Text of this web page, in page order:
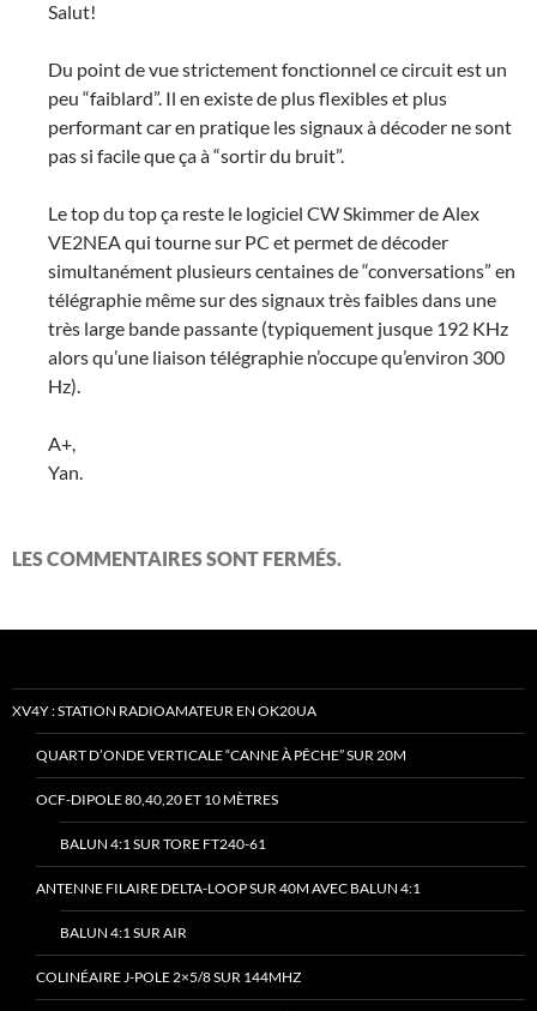
Salut!
Du point de vue strictement fonctionnel ce circuit est un
peu “faiblard”. Il en existe de plus flexibles et plus
performant car en pratique les signaux à décoder ne sont
pas si facile que ça à “sortir du bruit”.
Le top du top ça reste le logiciel CW Skimmer de Alex
VE2NEA qui tourne sur PC et permet de décoder
simultanément plusieurs centaines de “conversations” en
télégraphie même sur des signaux très faibles dans une
très large bande passante (typiquement jusque 192 KHz
alors qu’une liaison télégraphie n’occupe qu’environ 300
Hz).
A+,
Yan.
LES COMMENTAIRES SONT FERMÉS.
XV4Y : STATION RADIOAMATEUR EN OK20UA
QUART D’ONDE VERTICALE “CANNE À PÊCHE” SUR 20M
OCF-DIPOLE 80,40,20 ET 10 MÈTRES
BALUN 4:1 SUR TORE FT240-61
ANTENNE FILAIRE DELTA-LOOP SUR 40M AVEC BALUN 4:1
BALUN 4:1 SUR AIR
COLINÉAIRE J-POLE 2×5/8 SUR 144MHZ